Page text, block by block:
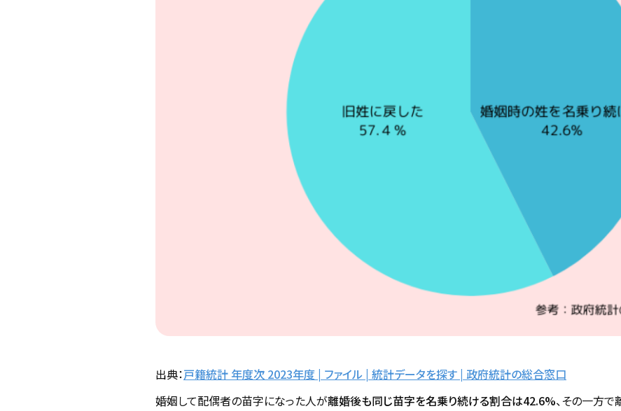
出典：戸籍統計 年度次 2023年度 | ファイル | 統計データを探す | 政府統計の総合窓口
婚姻して配偶者の苗字になった人が離婚後も同じ苗字を名乗り続ける割合は42.6%、その一方